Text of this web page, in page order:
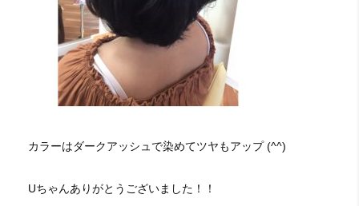
カラーはダークアッシュで染めてツヤもアップ (^^)
Uちゃんありがとうございました！！